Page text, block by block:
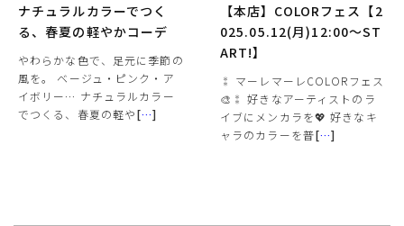
ナチュラルカラーでつく
る、春夏の軽やかコーデ
やわらかな色で、足元に季節の
風を。 ベージュ・ピンク・ア
イボリー… ナチュラルカラー
でつくる、春夏の軽や[…]
【本店】COLORフェス【2
025.05.12(月)12:00～ST
ART!】
⁑ マーレマーレCOLORフェス
🎨⁑ 好きなアーティストのラ
イブにメンカラを💖 好きなキ
ャラのカラーを普[…]